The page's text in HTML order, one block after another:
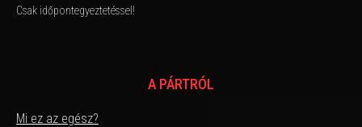
Csak időpontegyeztetéssel!
A PÁRTRÓL
Mi ez az egész?